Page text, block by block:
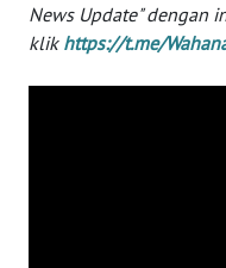
News Update" dengan
klik https://t.me/
WN
PAPUA